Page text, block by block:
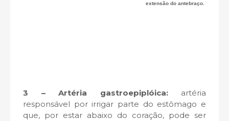
extensão do antebraço.
3 – Artéria gastroepiplóica: artéria
responsável por irrigar parte do estômago e
que, por estar abaixo do coração, pode ser